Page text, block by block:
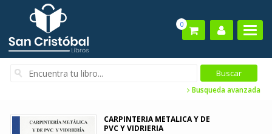
0
Busqueda avanzada
CARPINTERIA METALICA Y DE
PVC Y VIDRIERIA